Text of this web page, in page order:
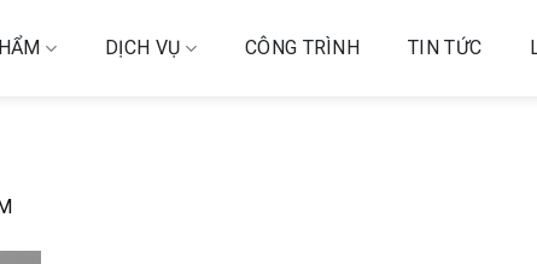
DỊCH VỤ CÔNG TRÌNH TIN TỨC